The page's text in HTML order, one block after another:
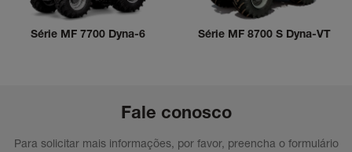
Série MF 7700 Dyna-6 Série MF 8700 S Dyna-VT
Fale conosco
Para solicitar mais informações, por favor, preencha o formulário